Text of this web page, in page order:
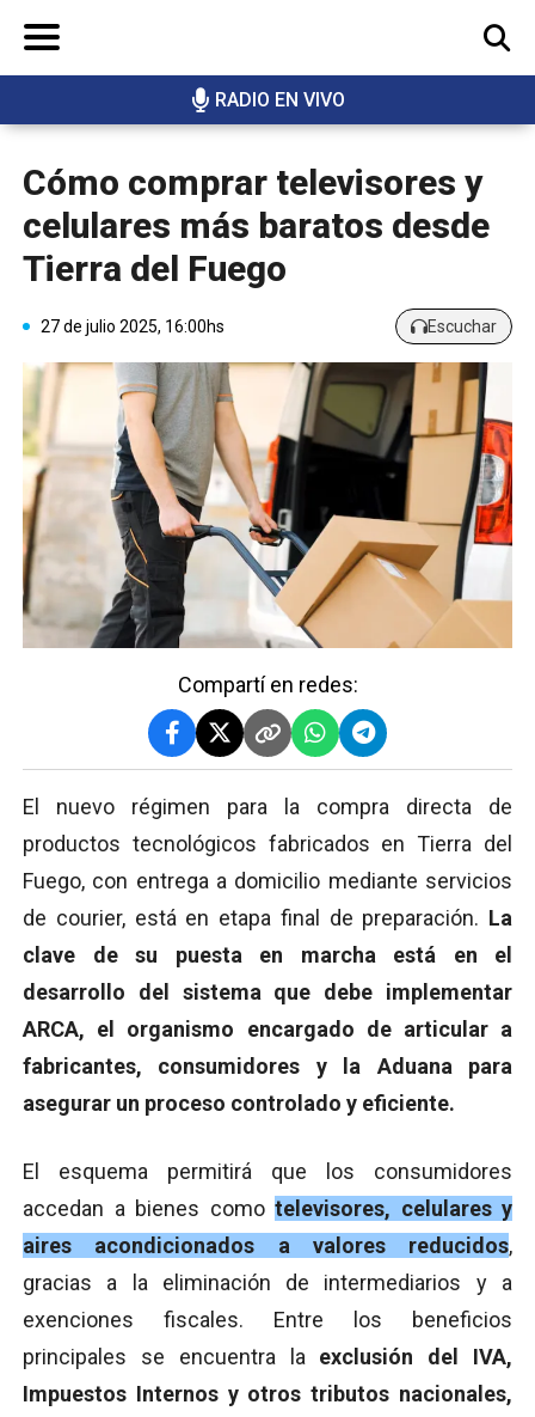
RADIO EN VIVO
BUSCAR
Cómo comprar televisores y
celulares más baratos desde
Tierra del Fuego
27 de julio 2025, 16:00hs Escuchar
Compartí en redes:
El nuevo régimen para la compra directa de
productos tecnológicos fabricados en Tierra del
Fuego, con entrega a domicilio mediante servicios
de courier, está en etapa final de preparación. La
clave de su puesta en marcha está en el
desarrollo del sistema que debe implementar
ARCA, el organismo encargado de articular a
fabricantes, consumidores y la Aduana para
asegurar un proceso controlado y eficiente.
El esquema permitirá que los consumidores
accedan a bienes como televisores, celulares y
aires acondicionados a valores reducidos,
gracias a la eliminación de intermediarios y a
exenciones fiscales. Entre los beneficios
principales se encuentra la exclusión del IVA,
Impuestos Internos y otros tributos nacionales,